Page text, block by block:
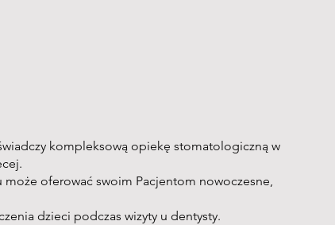
kompleksową opiekę stomatologiczną w
oferować swoim Pacjentom nowoczesne,
dzieci podczas wizyty u dentysty.